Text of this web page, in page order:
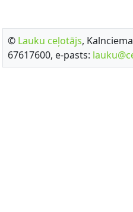
© Lauku ceļotājs,
67617600, e-pasts: